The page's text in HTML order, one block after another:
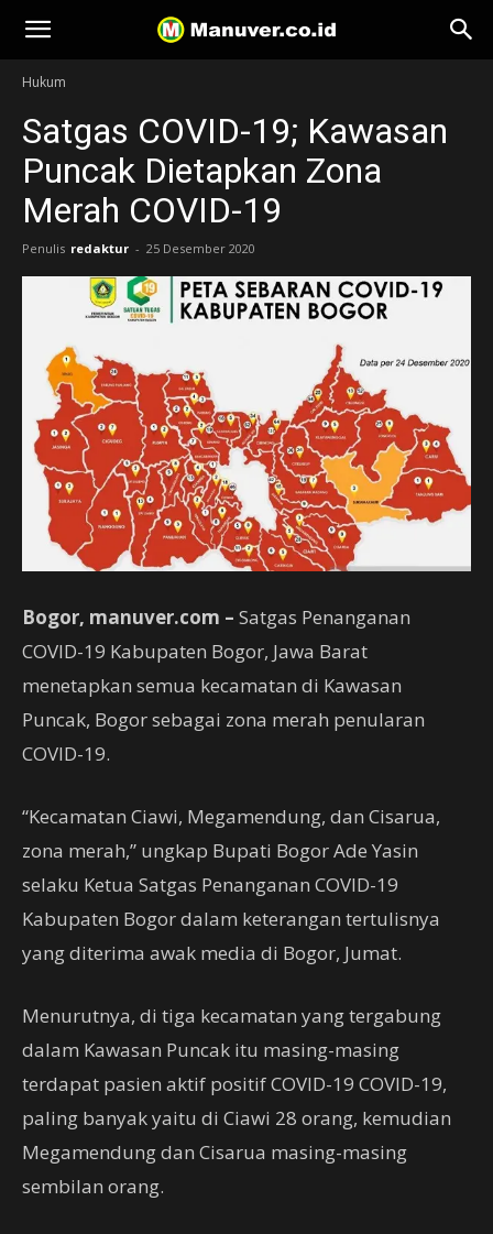
Manuver
Hukum
Satgas COVID-19; Kawasan
Puncak Dietapkan Zona
Merah COVID-19
Penulis redaktur - 25 Desember 2020
Bogor, manuver.com – Satgas Penanganan
COVID-19 Kabupaten Bogor, Jawa Barat
menetapkan semua kecamatan di Kawasan
Puncak, Bogor sebagai zona merah penularan
COVID-19.
“Kecamatan Ciawi, Megamendung, dan Cisarua,
zona merah,” ungkap Bupati Bogor Ade Yasin
selaku Ketua Satgas Penanganan COVID-19
Kabupaten Bogor dalam keterangan tertulisnya
yang diterima awak media di Bogor, Jumat.
Menurutnya, di tiga kecamatan yang tergabung
dalam Kawasan Puncak itu masing-masing
terdapat pasien aktif positif COVID-19 COVID-19,
paling banyak yaitu di Ciawi 28 orang, kemudian
Megamendung dan Cisarua masing-masing
sembilan orang.